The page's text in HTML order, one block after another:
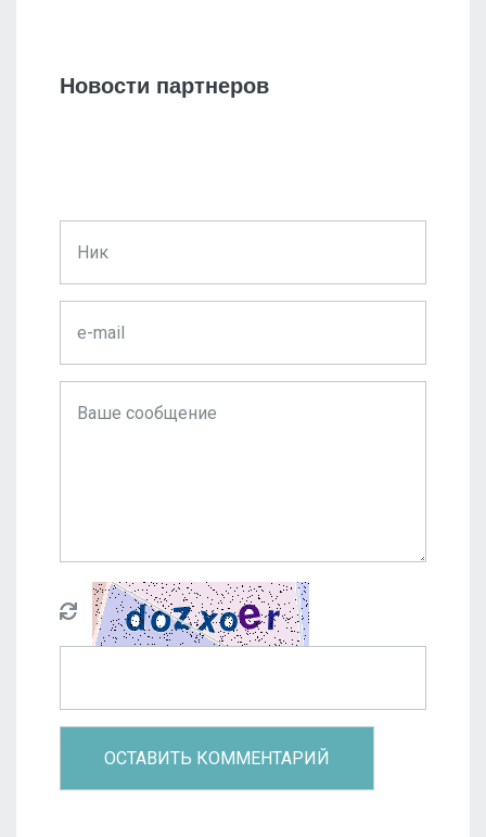
Новости партнеров